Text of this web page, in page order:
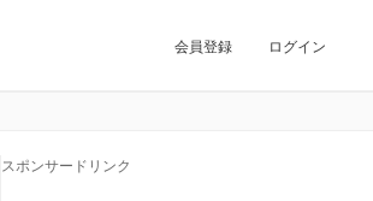
会員登録 ログイン
スポンサードリンク